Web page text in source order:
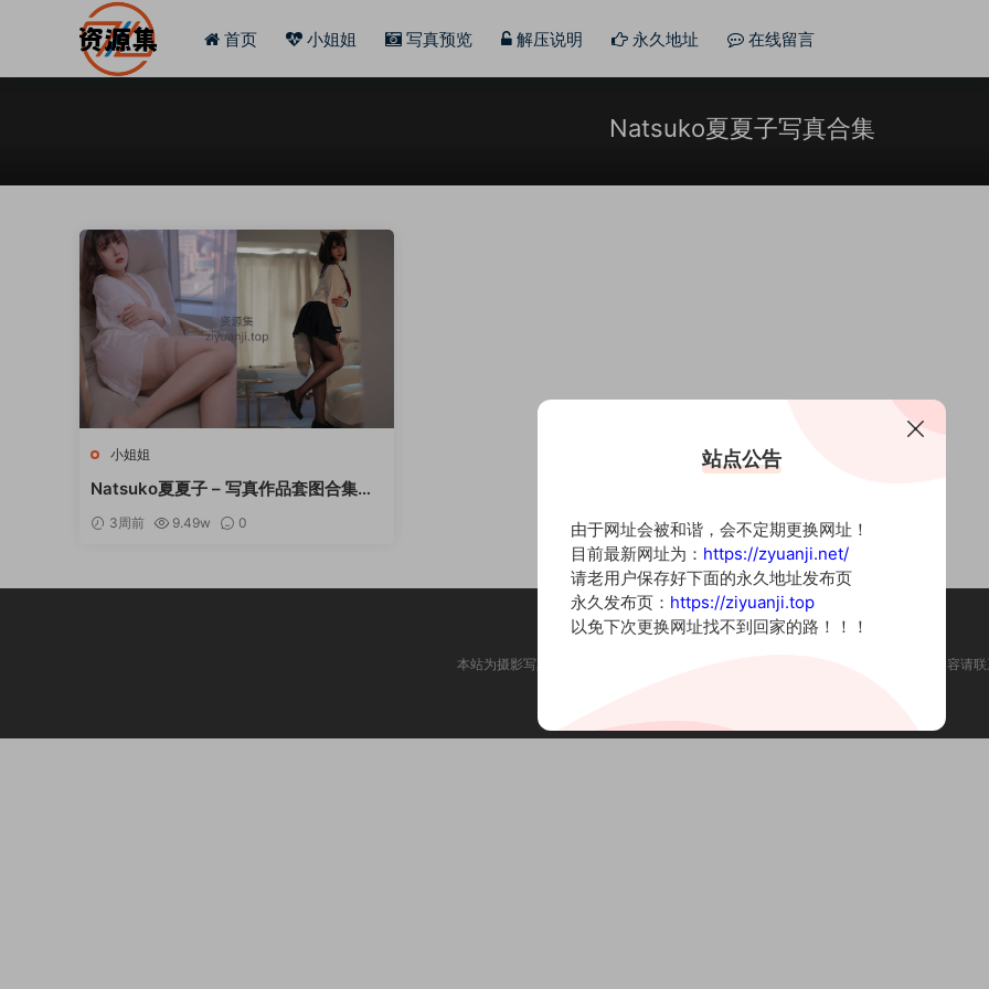
首页 小姐姐 写真预览 解压说明 永久地址 在线留言
Natsuko夏夏子写真合集
小姐姐
Natsuko夏夏子 – 写真作品套图合集
3周前 9.49w 0
本站为摄影写真图片网站，内容来自网络收集整理，仅作个人学习使用。如有违法内容请
站点公告
由于网址会被和谐，会不定期更换网址！
目前最新网址为： https://zyuanji.net/
请老用户保存好下面的永久地址发布页
永久发布页： https://ziyuanji.top
以免下次更换网址找不到回家的路！！！